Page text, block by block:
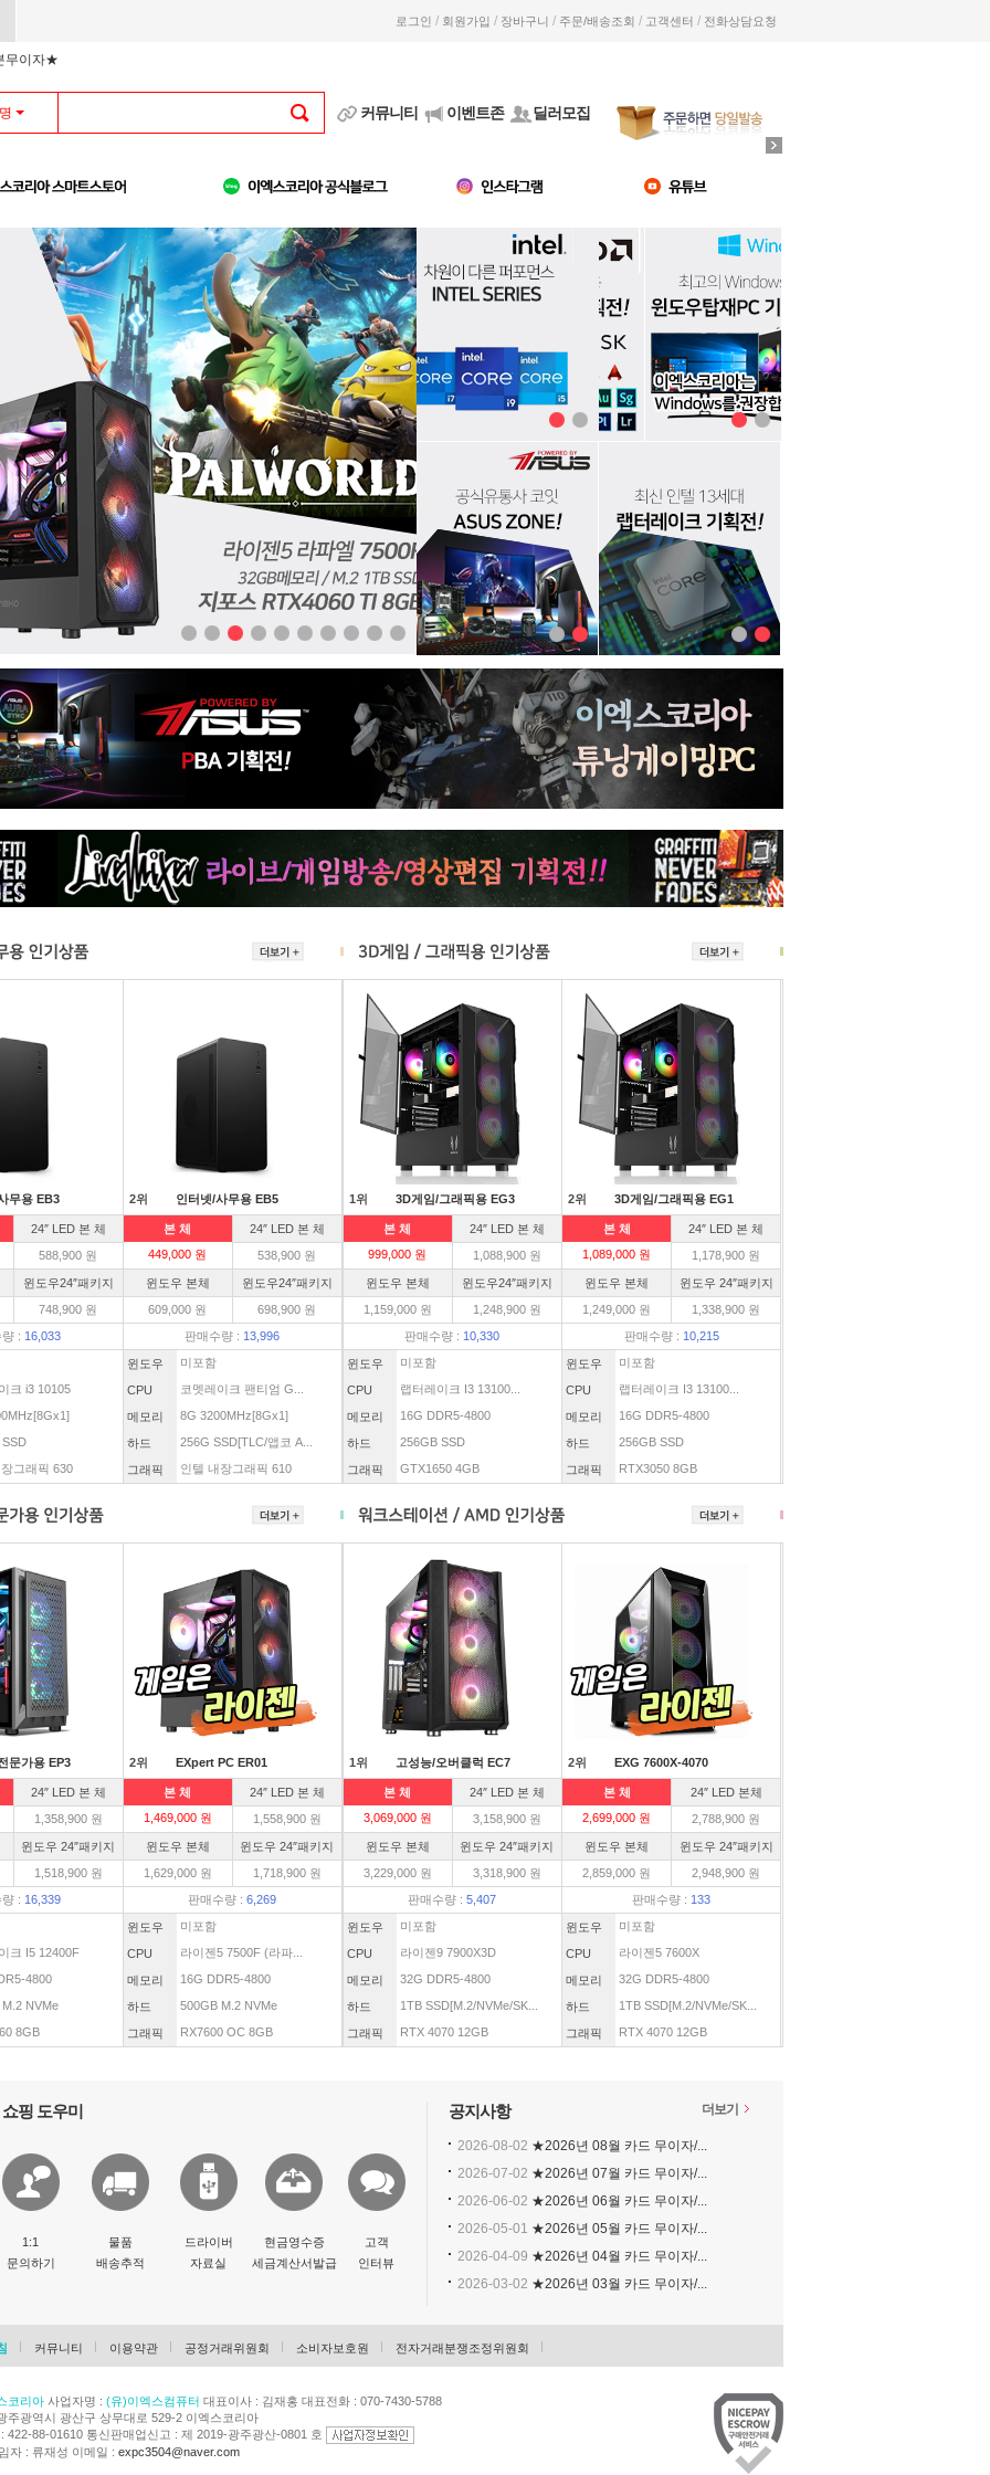
로그인 / 회원가입 / 장바구니 / 주문/배송조회 / 고객센터 / 전화상담요청
무이자★
커뮤니티 이벤트존 딜러모집
무용 EB3
24″ LED 본 체
588,900 원
윈도우24″패키지
748,900 원
: 16,033
크 i3 10105
그래픽 630
2위 인터넷/사무용 EB5
본 체
24″ LED 본 체
449,000 원
538,900 원
윈도우 본체
윈도우24″패키지
609,000 원
698,900 원
판매수량 : 13,996
윈도우 미포함
CPU 코멧레이크 팬티엄 G...
메모리 8G 3200MHz[8Gx1]
하드 256G SSD[TLC/앱코 A...
그래픽 인텔 내장그래픽 610
1위 3D게임/그래픽용 EG3
본 체
24″ LED 본 체
999,000 원
1,088,900 원
윈도우 본체
윈도우24″패키지
1,159,000 원
1,248,900 원
판매수량 : 10,330
윈도우 미포함
CPU 랩터레이크 I3 13100...
메모리 16G DDR5-4800
하드 256GB SSD
그래픽 GTX1650 4GB
2위 3D게임/그래픽용 EG1
본 체
24″ LED 본 체
1,089,000 원
1,178,900 원
윈도우 본체
윈도우 24″패키지
1,249,000 원
1,338,900 원
판매수량 : 10,215
윈도우 미포함
CPU 랩터레이크 I3 13100...
메모리 16G DDR5-4800
하드 256GB SSD
그래픽 RTX3050 8GB
문가용 EP3
24″ LED 본 체
1,358,900 원
윈도우 24″패키지
1,518,900 원
: 16,339
크 I5 12400F
4800
NVMe
8GB
2위 EXpert PC ER01
본 체
24″ LED 본 체
1,469,000 원
1,558,900 원
윈도우 본체
윈도우 24″패키지
1,629,000 원
1,718,900 원
판매수량 :6,269
윈도우 미포함
CPU 라이젠5 7500F (라파...
메모리 16G DDR5-4800
하드 500GB M.2 NVMe
그래픽 RX7600 OC 8GB
1위 고성능/오버클럭 EC7
본 체
24″ LED 본 체
3,069,000 원
3,158,900 원
윈도우 본체
윈도우 24″패키지
3,229,000 원
3,318,900 원
판매수량 :5,407
윈도우 미포함
CPU 라이젠9 7900X3D
메모리 32G DDR5-4800
하드 1TB SSD[M.2/NVMe/SK...
그래픽 RTX 4070 12GB
2위 EXG 7600X-4070
본 체
24″ LED 본체
2,699,000 원
2,788,900 원
윈도우 본체
윈도우 24″패키지
2,859,000 원
2,948,900 원
판매수량 : 133
윈도우 미포함
CPU 라이젠5 7600X
메모리 32G DDR5-4800
하드 1TB SSD[M.2/NVMe/SK...
그래픽 RTX 4070 12GB
쇼핑 도우미
1:1
문의하기
물품
배송추적
드라이버
자료실
현금영수증
세금계산서발급
고객
인터뷰
공지사항 더보기
2026-08-02 ★2026년 08월 카드 무이자/...
2026-07-02 ★2026년 07월 카드 무이자/...
2026-06-02 ★2026년 06월 카드 무이자/...
2026-05-01 ★2026년 05월 카드 무이자/...
2026-04-09 ★2026년 04월 카드 무이자/...
2026-03-02 ★2026년 03월 카드 무이자/...
커뮤니티 이용약관 공정거래위원회 소비자보호원 전자거래분쟁조정위원회
코리아사업자명 : (유)이엑스컴퓨터 대표이사 : 김재홍 대표전화 : 070-7430-5788
주광역시 광산구 상무대로 529-2 이엑스코리아
422-88-01610 통신판매업신고 : 제 2019-광주광산-0801 호
자 : 류재성 이메일 : expc3504@naver.com